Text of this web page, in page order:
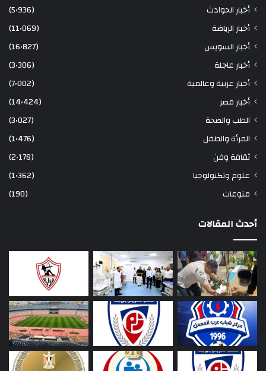
أخبار الحوادث
(5٬936)
أخبار الرياضة
(11٬069)
أخبار السويس
(16٬827)
أخبار عاجلة
(3٬306)
أخبار عربية وعالمية
(7٬002)
أخبار مصر
(14٬424)
الطب والصحة
(3٬027)
المرأة والطفل
(1٬476)
ثقافة وفن
(2٬178)
علوم وتكنولوجيا
(1٬362)
منوعات
(190)
أحدث المقالات